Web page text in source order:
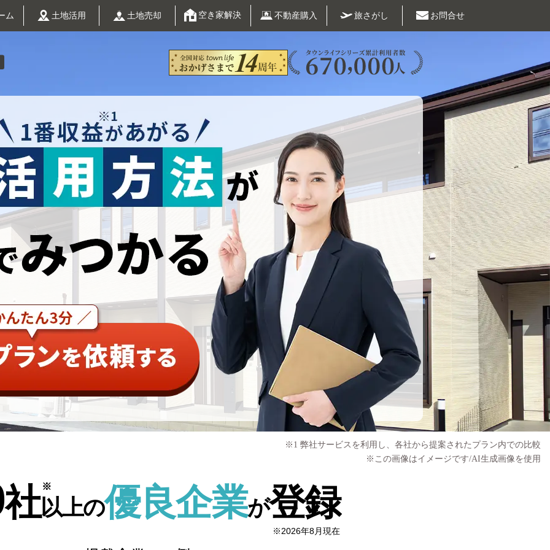
ム 土地活用 土地売却 空き家解決 不動産購入 旅さがし お問合せ
※1 弊社サービスを利用し、各社から提案されたプラン内での比較
※この画像はイメージです/AI生成画像を使用
社以上の優良企業が登録
※2026年8月現在